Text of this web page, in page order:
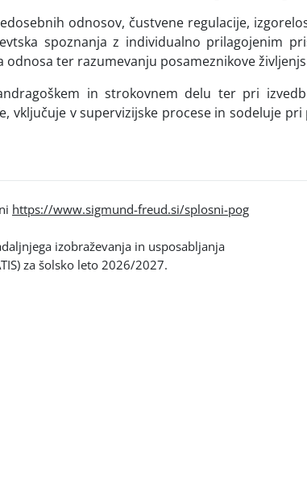
odnosov, čustvene regulacije,
spoznanja z individualno prilagojenim
ter razumevanju posameznikove
in strokovnem delu ter pri
vključuje v supervizijske procese in sodeluje
https://www.sigmund-freud.si/splosni-pog
izobraževanja in usposabljanja
za šolsko leto 2026/2027.